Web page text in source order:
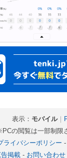
表示： モバイル｜
の閲覧は一部制限
ライバシーポリシー -
告掲載- お問い合わせ